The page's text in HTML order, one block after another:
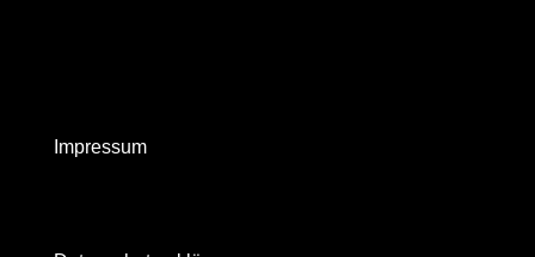
Impressum